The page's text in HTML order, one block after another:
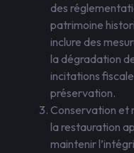
des
patrimoine
inclure des
la dégradation
incitations
préservation.
Conservation et
la restauration
maintenir